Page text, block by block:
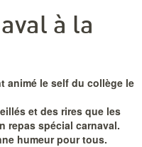
à la
animé le self du collège le
et des rires que les
repas spécial carnaval.
humeur pour tous.